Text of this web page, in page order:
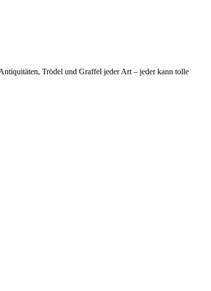
Trödel und Graffel jeder Art – jeder kann tolle